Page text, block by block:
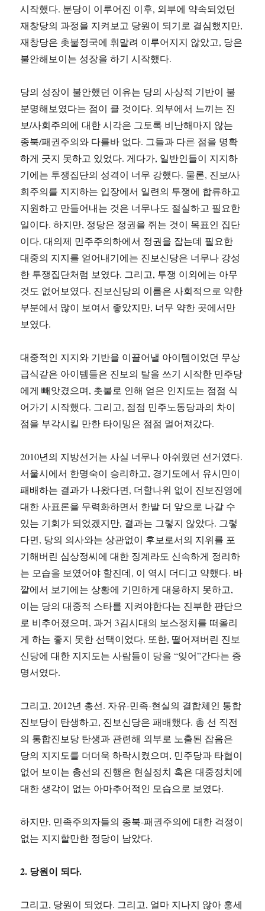
시작했다. 분당이 이루어진 이후, 외부에 약속되었던
재창당의 과정을 지켜보고 당원이 되기로 결심했지만,
재창당은 촛불정국에 휘말려 이루어지지 않았고, 당은
불안해보이는 성장을 하기 시작했다.
당의 성장이 불안했던 이유는 당의 사상적 기반이 불
분명해보였다는 점이 클 것이다. 외부에서 느끼는 진
보/사회주의에 대한 시각은 그토록 비난해마지 않는
종북/패권주의와 다를바 없다. 그들과 다른 점을 명확
하게 긋지 못하고 있었다. 게다가, 일반인들이 지지하
기에는 투쟁집단의 성격이 너무 강했다. 물론, 진보/사
회주의를 지지하는 입장에서 일련의 투쟁에 합류하고
지원하고 만들어내는 것은 너무나도 절실하고 필요한
일이다. 하지만, 정당은 정권을 쥐는 것이 목표인 집단
이다. 대의제 민주주의하에서 정권을 잡는데 필요한
대중의 지지를 얻어내기에는 진보신당은 너무나 강성
한 투쟁집단처럼 보였다. 그리고, 투쟁 이외에는 아무
것도 없어보였다. 진보신당의 이름은 사회적으로 약한
부분에서 많이 보여서 좋았지만, 너무 약한 곳에서만
보였다.
대중적인 지지와 기반을 이끌어낼 아이템이었던 무상
급식같은 아이템들은 진보의 탈을 쓰기 시작한 민주당
에게 빼앗겼으며, 촛불로 인해 얻은 인지도는 점점 식
어가기 시작했다. 그리고, 점점 민주노동당과의 차이
점을 부각시킬 만한 타이밍은 점점 멀어져갔다.
2010년의 지방선거는 사실 너무나 아쉬웠던 선거였다.
서울시에서 한명숙이 승리하고, 경기도에서 유시민이
패배하는 결과가 나왔다면, 더할나위 없이 진보진영에
대한 사표론을 무력화하면서 한발 더 앞으로 나갈 수
있는 기회가 되었겠지만, 결과는 그렇지 않았다. 그렇
다면, 당의 의사와는 상관없이 후보로서의 지위를 포
기해버린 심상정씨에 대한 징계라도 신속하게 정리하
는 모습을 보였어야 할진데, 이 역시 더디고 약했다. 바
깥에서 보기에는 상황에 기민하게 대응하지 못하고,
이는 당의 대중적 스타를 지켜야한다는 진부한 판단으
로 비추어졌으며, 과거 3김시대의 보스정치를 떠올리
게 하는 좋지 못한 선택이었다. 또한, 떨어져버린 진보
신당에 대한 지지도는 사람들이 당을 “잊어”간다는 증
명서였다.
그리고, 2012년 총선. 자유-민족-현실의 결합체인 통합
진보당이 탄생하고, 진보신당은 패배했다. 총 선 직전
의 통합진보당 탄생과 관련해 외부로 노출된 잡음은
당의 지지도를 더더욱 하락시켰으며, 민주당과 타협이
없어 보이는 총선의 진행은 현실정치 혹은 대중정치에
대한 생각이 없는 아마추어적인 모습으로 보였다.
하지만, 민족주의자들의 종북-패권주의에 대한 걱정이
없는 지지할만한 정당이 남았다.
2. 당원이 되다.
그리고, 당원이 되었다. 그리고, 얼마 지나지 않아 홍세